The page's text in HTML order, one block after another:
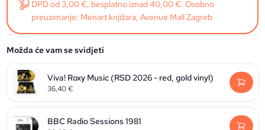
DPD od 3,00 €, besplatno iznad 40,00 €. Osobno
preuzimanje: Menart knjižara, Avenue Mall Zagreb.
Možda će vam se svidjeti
Viva! Roxy Music (RSD 2026 - red, gold vinyl)
36,40€
BBC Radio Sessions 1981